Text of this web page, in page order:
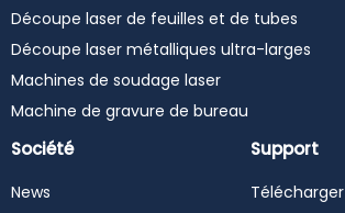
Découpe laser de feuilles et de tubes
Découpe laser métalliques ultra-larges
Machines de soudage laser
Machine de gravure de bureau
Société
News
Support
Télécharger